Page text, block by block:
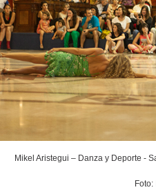
Mikel Aristegui – Danza y Deporte -